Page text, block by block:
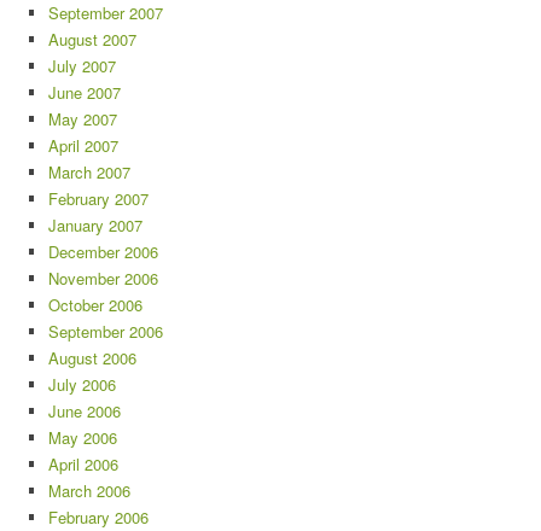
September 2007
August 2007
July 2007
June 2007
May 2007
April 2007
March 2007
February 2007
January 2007
December 2006
November 2006
October 2006
September 2006
August 2006
July 2006
June 2006
May 2006
April 2006
March 2006
February 2006